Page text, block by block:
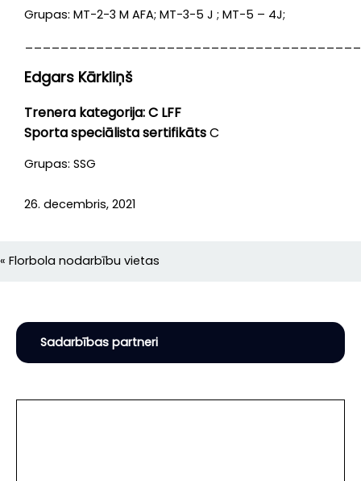
Grupas: MT-2-3 M AFA; MT-3-5 J ; MT-5 – 4J;
Edgars Kārkliņš
Trenera kategorija: C LFF
Sporta speciālista sertifikātsC
Grupas: SSG
26. decembris, 2021
« Florbola nodarbību vietas
Sadarbības partneri